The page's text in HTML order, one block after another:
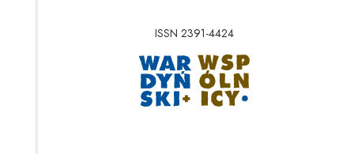
ISSN 2391-4424
Uwaga, link zostanie